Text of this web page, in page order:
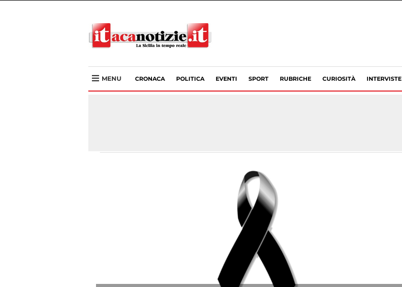
MENU CRONACA POLITICA EVENTI SPORT RUBRICHE CURIOSITÀ INTERVISTE